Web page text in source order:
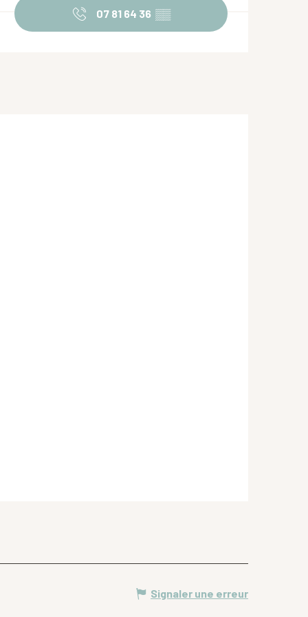
07 81 64 36 ▒▒
Signaler une erreur